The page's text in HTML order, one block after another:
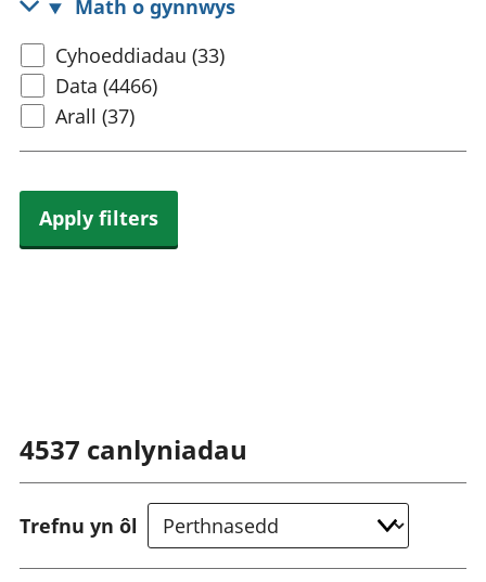
Math o gynnwys
Select
content
type
Cyhoeddiadau (33)
Data (4466)
Arall (37)
Apply filters
4537 canlyniadau
Trefnu yn ôl